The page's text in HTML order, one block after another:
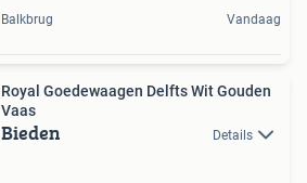
Balkbrug Vandaag
Royal Goedewaagen Delfts Wit Gouden
Vaas
Bieden Details